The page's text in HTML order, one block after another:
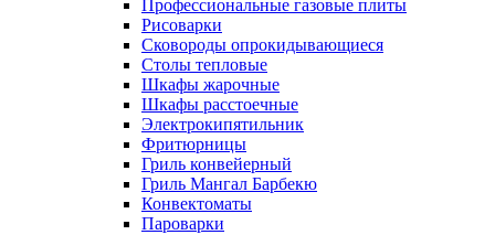
Профессиональные газовые плиты
Рисоварки
Сковороды опрокидывающиеся
Столы тепловые
Шкафы жарочные
Шкафы расстоечные
Электрокипятильник
Фритюрницы
Гриль конвейерный
Гриль Мангал Барбекю
Конвектоматы
Пароварки